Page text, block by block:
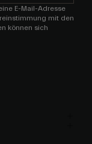
E-Mail-Adresse
mit den
können sich